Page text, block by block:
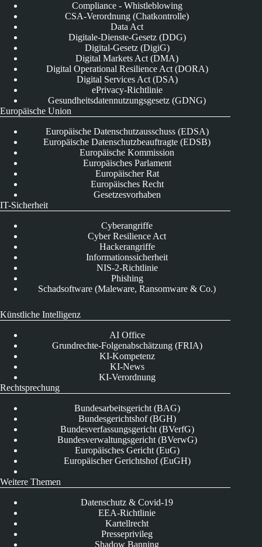
Compliance - Whistleblowing
CSA-Verordnung (Chatkontrolle)
Data Act
Digitale-Dienste-Gesetz (DDG)
Digital-Gesetz (DigiG)
Digital Markets Act (DMA)
Digital Operational Resilience Act (DORA)
Digital Services Act (DSA)
ePrivacy-Richtlinie
Gesundheitsdatennutzungsgesetz (GDNG)
Europäische Union
Europäische Datenschutzausschuss (EDSA)
Europäische Datenschutzbeauftragte (EDSB)
Europäische Kommission
Europäisches Parlament
Europäischer Rat
Europäisches Recht
Gesetzesvorhaben
IT-Sicherheit
Cyberangriffe
Cyber Resilience Act
Hackerangriffe
Informationssicherheit
NIS-2-Richtlinie
Phishing
Schadsoftware (Maleware, Ransomware & Co.)
Künstliche Intelligenz
AI Office
Grundrechte-Folgenabschätzung (FRIA)
KI-Kompetenz
KI-News
KI-Verordnung
Rechtsprechung
Bundesarbeitsgericht (BAG)
Bundesgerichtshof (BGH)
Bundesverfassungsgericht (BVerfG)
Bundesverwaltungsgericht (BVerwG)
Europäisches Gericht (EuG)
Europäischer Gerichtshof (EuGH)
Weitere Themen
Datenschutz & Covid-19
EEA-Richtlinie
Kartellrecht
Presseprivileg
Shadow Banning